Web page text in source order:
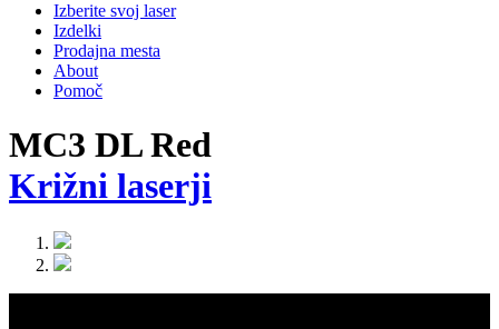
Izberite svoj laser
Izdelki
Prodajna mesta
About
Pomoč
MC3 DL Red
Križni laserji